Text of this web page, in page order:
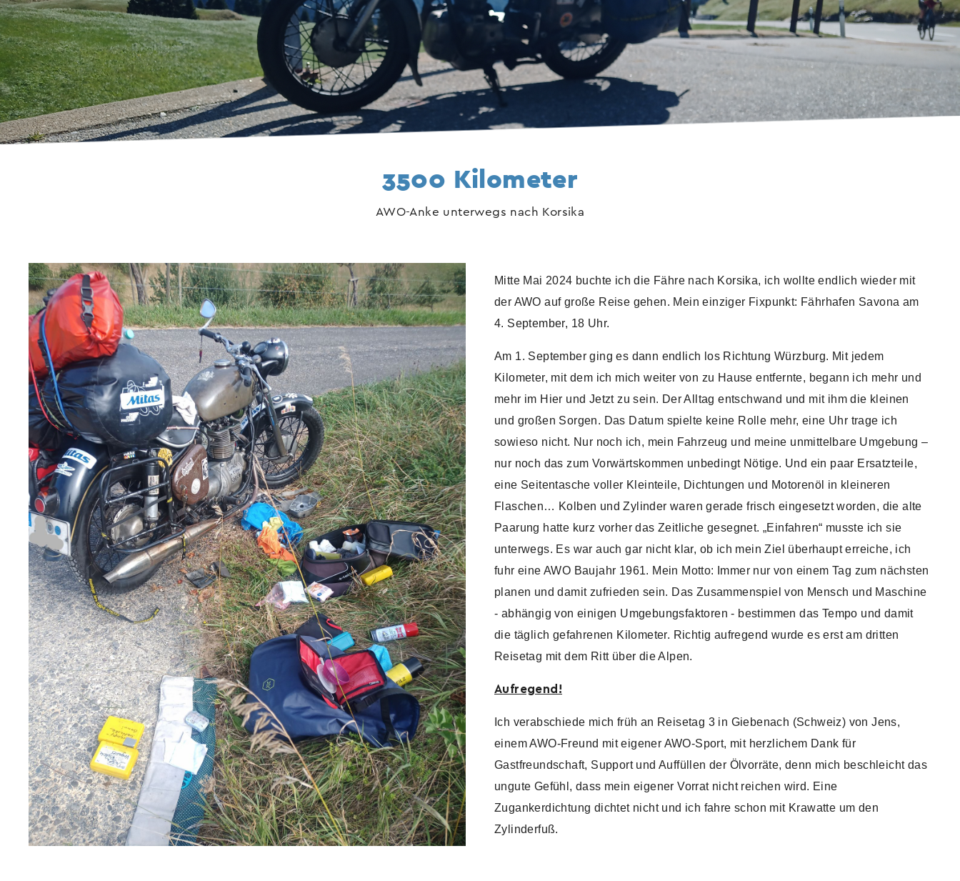
Motorsport
Husvagn
och
camping
Släpvagn
Transporthistoria
begagnade
Reparationshandböcker
klistermärken
sätesfaten
Tassen
Kalender3500 Kilometer
AWO-Anke unterwegs nach Korsika
Mitte Mai 2024 buchte ich die Fähre nach Korsika, ich wollte endlich wieder mit
der AWO auf große Reise gehen. Mein einziger Fixpunkt: Fährhafen Savona am
4. September, 18 Uhr.
Am 1. September ging es dann endlich los Richtung Würzburg. Mit jedem
Kilometer, mit dem ich mich weiter von zu Hause entfernte, begann ich mehr und
mehr im Hier und Jetzt zu sein. Der Alltag entschwand und mit ihm die kleinen
und großen Sorgen. Das Datum spielte keine Rolle mehr, eine Uhr trage ich
sowieso nicht. Nur noch ich, mein Fahrzeug und meine unmittelbare Umgebung –
nur noch das zum Vorwärtskommen unbedingt Nötige. Und ein paar Ersatzteile,
eine Seitentasche voller Kleinteile, Dichtungen und Motorenöl in kleineren
Flaschen… Kolben und Zylinder waren gerade frisch eingesetzt worden, die alte
Paarung hatte kurz vorher das Zeitliche gesegnet. „Einfahren“ musste ich sie
unterwegs. Es war auch gar nicht klar, ob ich mein Ziel überhaupt erreiche, ich
fuhr eine AWO Baujahr 1961. Mein Motto: Immer nur von einem Tag zum nächsten
planen und damit zufrieden sein. Das Zusammenspiel von Mensch und Maschine
- abhängig von einigen Umgebungsfaktoren - bestimmen das Tempo und damit
die täglich gefahrenen Kilometer. Richtig aufregend wurde es erst am dritten
Reisetag mit dem Ritt über die Alpen.
Aufregend!
Ich verabschiede mich früh an Reisetag 3 in Giebenach (Schweiz) von Jens,
einem AWO-Freund mit eigener AWO-Sport, mit herzlichem Dank für
Gastfreundschaft, Support und Auffüllen der Ölvorräte, denn mich beschleicht das
ungute Gefühl, dass mein eigener Vorrat nicht reichen wird. Eine
Zugankerdichtung dichtet nicht und ich fahre schon mit Krawatte um den
Zylinderfuß.